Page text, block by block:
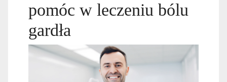
pomóc w leczeniu bólu
gardła